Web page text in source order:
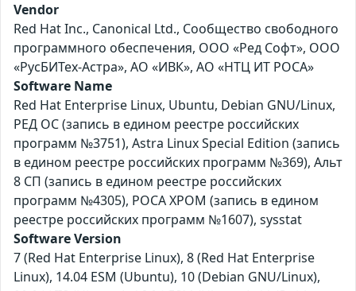
Vendor
Red Hat Inc., Canonical Ltd., Сообщество свободного
программного обеспечения, ООО «Ред Софт», ООО
«РусБИТех-Астра», АО «ИВК», АО «НТЦ ИТ РОСА»
Software Name
Red Hat Enterprise Linux, Ubuntu, Debian GNU/Linux,
РЕД ОС (запись в едином реестре российских
программ №3751), Astra Linux Special Edition (запись
в едином реестре российских программ №369), Альт
8 СП (запись в едином реестре российских
программ №4305), РОСА ХРОМ (запись в едином
реестре российских программ №1607), sysstat
Software Version
7 (Red Hat Enterprise Linux), 8 (Red Hat Enterprise
Linux), 14.04 ESM (Ubuntu), 10 (Debian GNU/Linux),